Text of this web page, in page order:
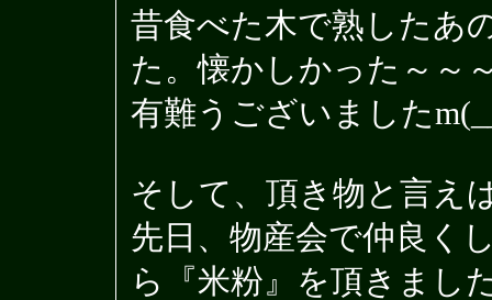
昔食べた木で熟したあ
た。懐かしかった～～
有難うございました
そして、頂き物と言え
先日、物産会で仲良く
ら『米粉』を頂きまし